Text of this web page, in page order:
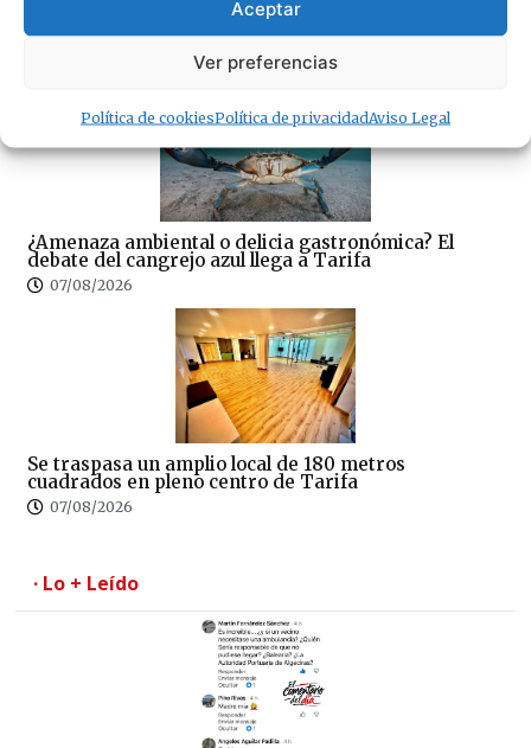
Aceptar
Ver preferencias
Política de cookiesPolítica de privacidadAviso Legal
CSIF denuncia el colapso del Juzgado de Paz de
Tarifa
¿Amenaza ambiental o delicia gastronómica? El
debate del cangrejo azul llega a Tarifa
07/08/2026
Se traspasa un amplio local de 180 metros
cuadrados en pleno centro de Tarifa
07/08/2026
· Lo + Leído